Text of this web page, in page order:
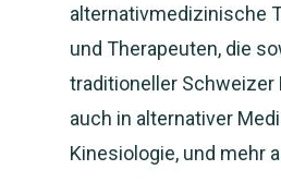
alternativmedizinische
und Therapeuten, die
traditioneller Schweizer
auch in alternativer
Kinesiologie, und mehr